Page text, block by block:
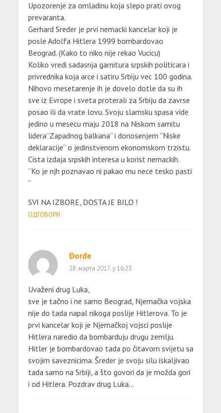
Upozorenje za omladinu koja slepo prati ovog
prevaranta.
Gerhard Sreder je prvi nemacki kancelar koji je
posle Adolfa Hitlera 1999 bombardovao
Beograd. (Kako to niko nije rekao Vucicu)
Koliko vredi sadasnja garnitura srpskih politicara i
privrednika koja arce i satiru Srbiju vec 100 godina.
Nihovo mesetarenje ih je dovelo dotle da su ih
sve iz Evrope i sveta proterali za Srbiju da zavrse
posao ili da vrate lovu. Svoju slamsku spasa vide
jedino u mesecu maju 2018 na Niskom samitu
lidera”Zapadnog balkana” i donosenjem “Niske
deklaracije” o jedinstvenom ekonomskom trzistu.
Cista izdaja srpskih interesa u korist nemackih.
“Ko je njh poznavao ni pakao mu nece tesko pasti
”
SVI NA IZBORE, DOSTA JE BILO !
ОДГОВОРИ
Đorđe
28. марта 2017. у 16:23
Uvaženi drug Luka,
sve je tačno i ne samo Beograd, Njemačka vojska
nije do tada napal nikoga poslije Hitlerova. To je
prvi kancelar koji je Njemačkoj vojsci poslije
Hitlera naredio da bombarduju drugu zemlju.
Hitler je bombardovao tada po čitavom svijetu sa
svojim saveznicima. Šreder je svoju silu iskaljivao
tada samo na Srbiji, a što govori da je možda gori
i od Hitlera. Pozdrav drug Luka…